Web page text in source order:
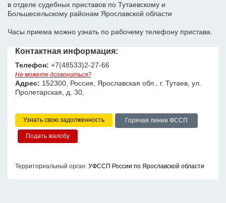
в отделе судебных приставов по Тутаевскому и
Большесельскому районам Ярославской области
Часы приема можно узнать по рабочему телефону пристава.
Контактная информация:
Телефон: +7(48533)2-27-66
Не можете дозвониться?
Адрес: 152300, Россия, Ярославская обл., г. Тутаев, ул.
Пролетарская, д. 30,
Узнать свою задолженность Горячая линия ФССП
Территориальный орган: УФССП России по Ярославской области